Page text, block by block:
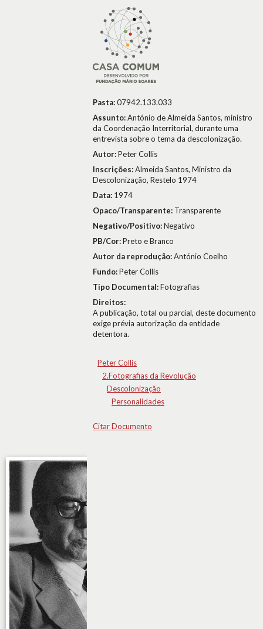
Pasta:07942.133.033
Assunto:António de Almeida Santos, ministro
da Coordenação Interritorial, durante uma
entrevista sobre o tema da descolonização.
Autor:Peter Collis
Inscrições:Almeida Santos, Ministro da
Descolonização, Restelo 1974
Data: 1974
Opaco/Transparente: Transparente
Negativo/Positivo:Negativo
PB/Cor:Preto e Branco
Autor da reprodução:António Coelho
Fundo:Peter Collis
Tipo Documental:Fotografias
Direitos:
A publicação, total ou parcial, deste documento
exige prévia autorização da entidade
detentora.
Peter Collis
2.Fotografias da Revolução
Descolonização
Personalidades
Citar Documento